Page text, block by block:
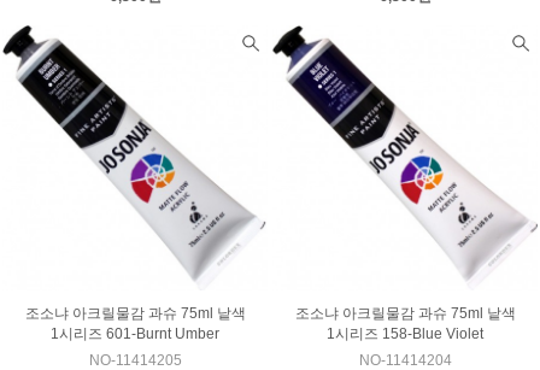
조소냐 아크릴물감 과슈 75ml 낱색
1시리즈 601-Burnt Umber
NO-11414205
조소냐 아크릴물감 과슈 75ml 낱색
1시리즈 158-Blue Violet
NO-11414204